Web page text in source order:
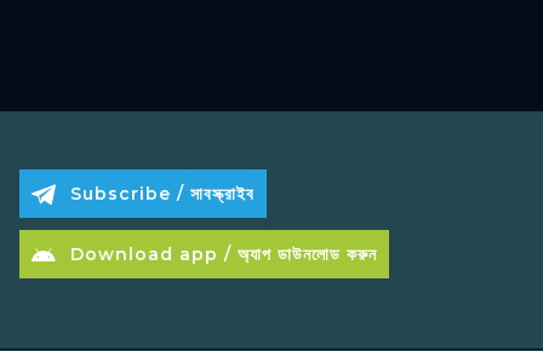
Subscribe / সাবস্ক্রাইব
Download app / অ্যাপ ডাউনলোড করুন